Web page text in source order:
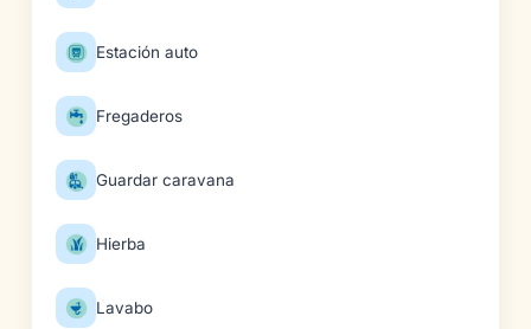
Estación auto
Fregaderos
Guardar caravana
Hierba
Lavabo